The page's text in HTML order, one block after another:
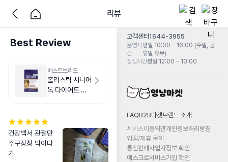
리뷰
Best Review
베스트브리드
홀리스틱 시니어
독 다이어트 치
건강백서 관절만
주구장창 먹이다
가
고객센터1644-3955
운영시
간
평일 10:00 - 16:00 (주말, 공
휴일 휴무)
점심시간평일 12:00 - 13:00
FAQB2B마켓 브랜드 소개
서비스이용약관개인정보처리방침
입점/제휴 문의
통신판매사업자정보 확인
에스크로서비스가입 확인